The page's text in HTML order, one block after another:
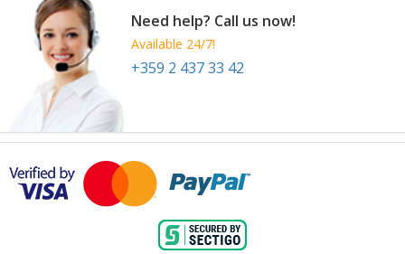
Need help? Call us now!
Available 24/7!
+359 2 437 33 42